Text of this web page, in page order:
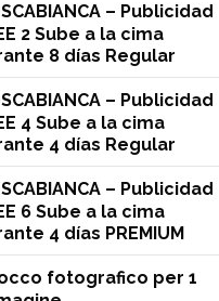
– Publicidad
2 Sube a la cima
8 días Regular
– Publicidad
4 Sube a la cima
4 días Regular
– Publicidad
6 Sube a la cima
4 días PREMIUM
fotografico per 1